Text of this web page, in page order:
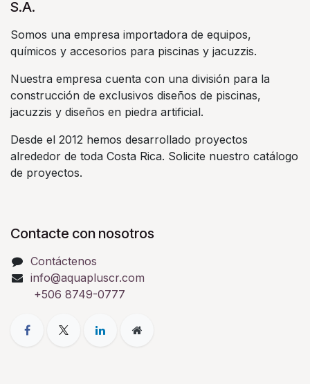
S.A.
Somos una empresa importadora de equipos,
químicos y accesorios para piscinas y jacuzzis.
Nuestra empresa cuenta con una división para la
construcción de exclusivos diseños de piscinas,
jacuzzis y diseños en piedra artificial.
Desde el 2012 hemos desarrollado proyectos
alrededor de toda Costa Rica. Solicite nuestro catálogo
de proyectos.
Contacte con nosotros
Contáctenos
info@aquapluscr.com
+506 8749-0777